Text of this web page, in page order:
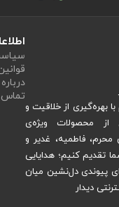
بهره‌گیری از خلاقیت و
از محصولات ویژه‌ی
فاطمیه، غدیر و
تقدیم کنیم؛ هدایایی
پیوندی دل‌نشین میان
دیدار
تماس